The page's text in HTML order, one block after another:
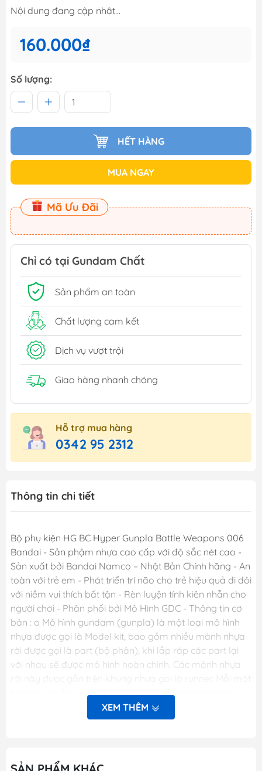
Nội dung đang cập nhật...
160.000₫
Số lượng:
HẾT HÀNG
MUA NGAY
Mã Ưu Đãi
Chỉ có tại Gundam Chất
Sản phẩm an toàn
Chất lượng cam kết
Dịch vụ vượt trội
Giao hàng nhanh chóng
Hỗ trợ mua hàng
0342 95 2312
Thông tin chi tiết
Bộ phụ kiện HG BC Hyper Gunpla Battle Weapons 006
Bandai - Sản phậm nhựa cao cấp với độ sắc nét cao -
Sản xuất bởi Bandai Namco – Nhật Bản Chính hãng - An
toàn với trẻ em - Phát triển trí não cho trẻ hiệu quả đi đôi
với niềm vui thích bất tận - Rèn luyện tính kiên nhẫn cho
người chơi - Phân phối bởi Mô Hình GDC - Thông tin cơ
bản : o Mô hình gundam (gunpla) là một loại mô hình
nhựa được gọi là Model kit, bao gồm nhiều mảnh nhựa
rời được gọi là part (bộ phận), khi lắp ráp các part lại
với nhau sẽ được mô hình hoàn chỉnh. Các mảnh nhựa
hộp sản phẩm Gunpla bao gồm nhiều runner và các
phụ kiện liên quan, một tập sách nhỏ (manual) bên
trong giới thiệu sơ lược về mẫu Gundam trong hộp và
muốn. o Người chơi sẽ thỏa sức sáng tạo và đam mê.
XEM THÊM